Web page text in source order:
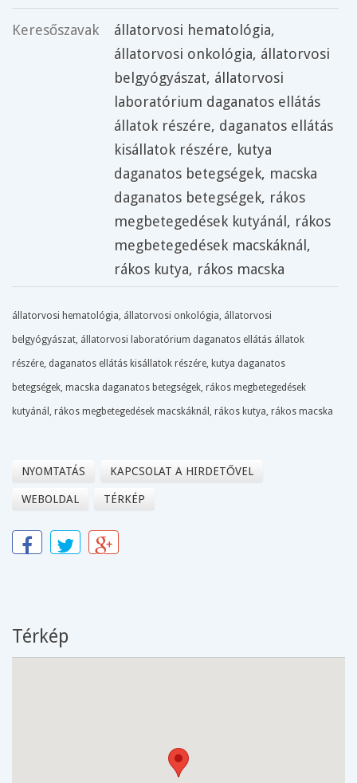
Keresőszavak állatorvosi hematológia,
állatorvosi onkológia, állatorvosi
belgyógyászat, állatorvosi
laboratórium daganatos ellátás
állatok részére, daganatos ellátás
kisállatok részére, kutya
daganatos betegségek, macska
daganatos betegségek, rákos
megbetegedések kutyánál , rákos
megbetegedések macskáknál ,
rákos kutya, rákos macska
állatorvosi hematológia, állatorvosi onkológia, állatorvosi
belgyógyászat, állatorvosi laboratórium daganatos ellátás állatok
részére, daganatos ellátás kisállatok részére, kutya daganatos
betegségek, macska daganatos betegségek, rákos megbetegedések
kutyánál, rákos megbetegedések macskáknál, rákos kutya, rákos macska
NYOMTATÁS KAPCSOLAT A HIRDETŐVEL
WEBOLDAL TÉRKÉP
Térkép